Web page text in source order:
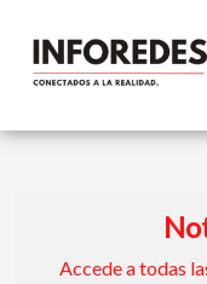
Accede a todas